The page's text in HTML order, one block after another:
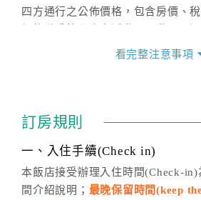
四方通行之公佈價格，包含房價、
價」之當日價格為標準。
話方式異動訂單。
※非客服時間之申辦異動，皆為次日
五、客服時間
週一至週日，上午9:00～晚上6:00
看完整注意事項
訂房規則
一、入住手續(Check in)
本飯店接受辦理入住時間(Check-in)
間介紹說明； 最晚保留時間(keep